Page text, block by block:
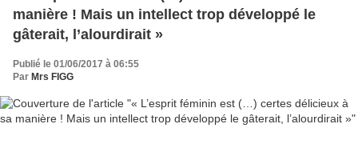
manière ! Mais un intellect trop développé le
gâterait, l’alourdirait »
Publié le 01/06/2017 à 06:55
Par Mrs FIGG